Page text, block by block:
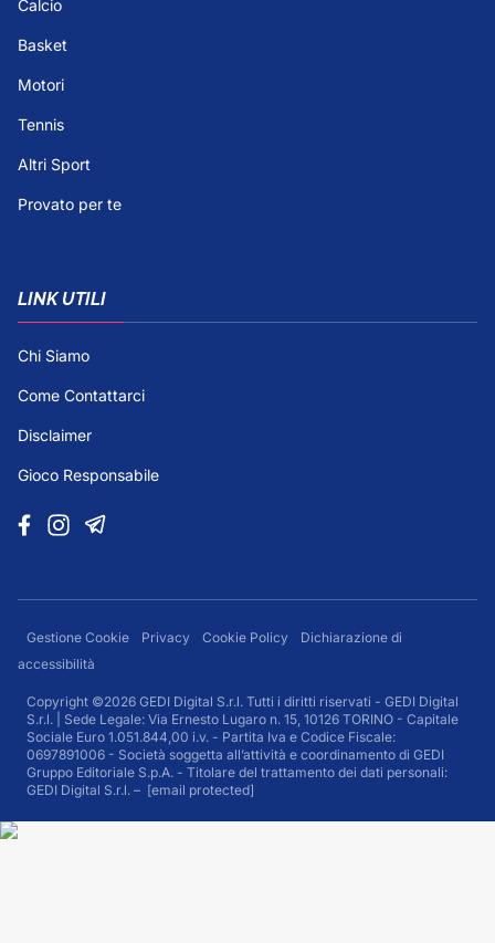
Calcio
Basket
Motori
Tennis
Altri Sport
Provato per te
LINK UTILI
Chi Siamo
Come Contattarci
Disclaimer
Gioco Responsabile
Gestione Cookie Privacy Cookie Policy
Dichiarazione di
accessibilità
Copyright ©2026 GEDI Digital S.r.l. Tutti i diritti riservati - GEDI Digital
S.r.l. | Sede Legale: Via Ernesto Lugaro n. 15, 10126 TORINO - Capitale
Sociale Euro 1.051.844,00 i.v. - Partita Iva e Codice Fiscale:
0697891006 - Società soggetta all’attività e coordinamento di GEDI
Gruppo Editoriale S.p.A. - Titolare del trattamento dei dati personali:
GEDI Digital S.r.l. – [email protected]